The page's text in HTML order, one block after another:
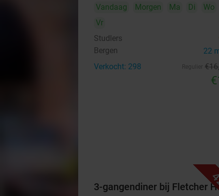
Vandaag Morgen Ma Di Wo
Vr
Studlers
Bergen 22
Verkocht: 298 €16
3-gangendiner bij Fletcher